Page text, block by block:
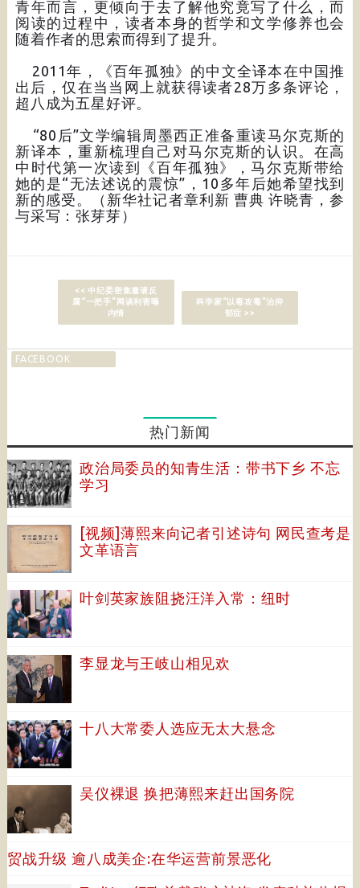
青年而言，更倾向于去了解他究竟写了什么，而
阅读的过程中，读者本身的哲学和文学修养也会
随着作者的思索而得到了提升。
2011年，《百年孤独》的中文全译本在中国推
出后，仅在当当网上就获得读者28万多条评论，
超八成为五星好评。
“80后”文学编辑周墨西正准备重读马尔克斯的
新译本，重新梳理自己对马尔克斯的认识。在高
中时代第一次读到《百年孤独》，马尔克斯带给
她的是“无法述说的震惊”，10多年后她希望找到
新的感受。（新华社记者章利新 曹典 许晓青，参
与采写：张芽芽）
<< 中纪委密集邀请反
腐“一把手”网谈利害曝
内情
科学家“以毒攻毒”治抑
郁症 >>
FACEBOOK
热门新闻
政治局委员的知青生活：带书下乡 不忘
学习
[视频]薄熙来向记者引述诗句 网民查考是
文革语言
叶剑英家族阻挠汪洋入常：纽时
李显龙与王岐山相见欢
十八大常委人选应无太大悬念
吴仪裸退 换把薄熙来赶出国务院
贸战升级 逾八成美企:在华运营前景恶化